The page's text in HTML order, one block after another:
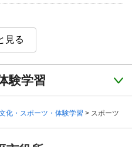
見る
験学習
化・スポーツ・体験学習 > スポーツ